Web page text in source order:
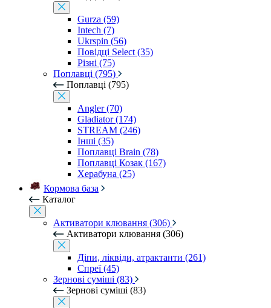
Gurza (59)
Intech (7)
Ukrspin (56)
Повідці Select (35)
Різні (75)
Поплавці (795)
Поплавці (795)
Angler (70)
Gladiator (174)
STREAM (246)
Інші (35)
Поплавці Brain (78)
Поплавці Козак (167)
Херабуна (25)
Кормова база
Каталог
Активатори клювання (306)
Активатори клювання (306)
Діпи, ліквіди, атрактанти (261)
Спреї (45)
Зернові суміші (83)
Зернові суміші (83)